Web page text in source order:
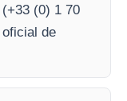
(0) 1 70
de